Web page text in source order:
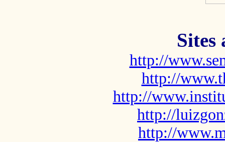
Sites
http://
http://
http://
http://
http://